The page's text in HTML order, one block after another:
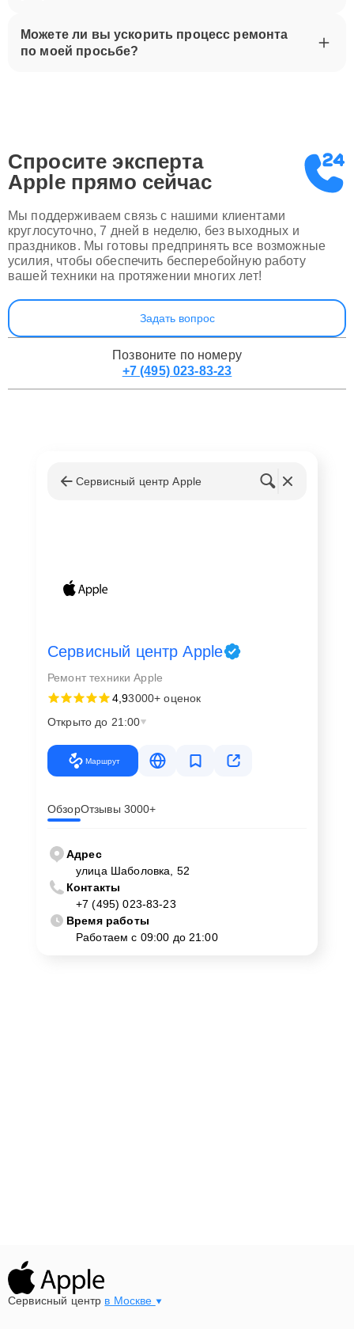
Можете ли вы ускорить процесс ремонта
по моей просьбе?
Спросите эксперта
Apple прямо сейчас
Мы поддерживаем связь с нашими клиентами
круглосуточно, 7 дней в неделю, без выходных и
праздников. Мы готовы предпринять все возможные
усилия, чтобы обеспечить бесперебойную работу
вашей техники на протяжении многих лет!
Задать вопрос
Позвоните по номеру
+7 (495) 023-83-23
Сервисный центр Apple
Сервисный центр Apple
Ремонт техники Apple
4,93000+ оценок
Открыто до 21:00
Маршрут
ОбзорОтзывы 3000+
Адрес
улица Шаболовка, 52
Контакты
+7 (495) 023-83-23
Время работы
Работаем с 09:00 до 21:00
Сервисный центр в Москве